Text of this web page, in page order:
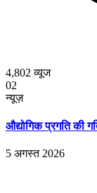
4,802 व्यूज
02
न्यूज़
औद्योगिक प्रगति की
5 अगस्त 2026